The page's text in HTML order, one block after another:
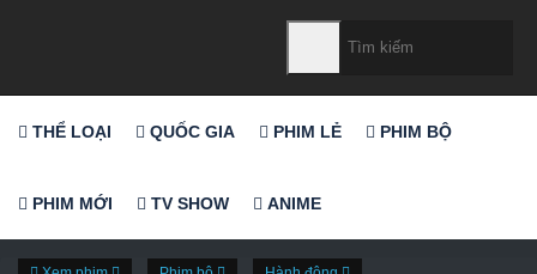
THỂ LOẠI QUỐC GIA PHIM LẺ PHIM BỘ
PHIM MỚI TV SHOW ANIME